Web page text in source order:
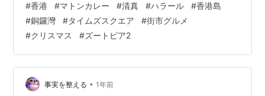
Celebration（ズートピア2：ズータスティック・セレブ
レーション）」で、ディズニー映画「Zootpia 2（ズート
ピア２）」のキャラクターたちがあちこちに。 Zootopia
2: Zoo-tastic Celebration ＠ Times Square Zoot…
#香港 #マトンカレー #清真 #ハラール #香港島
#銅鑼灣 #タイムズスクエア #街市グルメ
#クリスマス #ズートピア2
事実を整える • 1年前